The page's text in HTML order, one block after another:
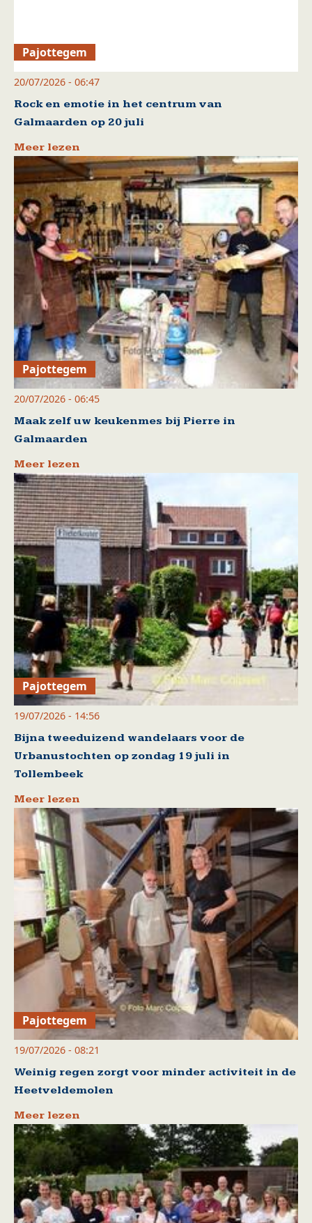
Pajottegem
20/07/2026 - 06:47
Rock en emotie in het centrum van
Galmaarden op 20 juli
Meer lezen
Pajottegem
20/07/2026 - 06:45
Maak zelf uw keukenmes bij Pierre in
Galmaarden
Meer lezen
Pajottegem
19/07/2026 - 14:56
Bijna tweeduizend wandelaars voor de
Urbanustochten op zondag 19 juli in
Tollembeek
Meer lezen
Pajottegem
19/07/2026 - 08:21
Weinig regen zorgt voor minder activiteit in de
Heetveldemolen
Meer lezen